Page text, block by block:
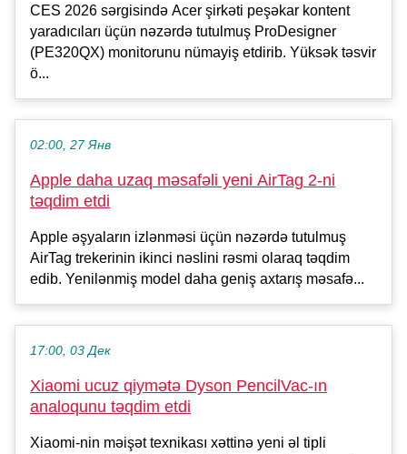
CES 2026 sərgisində Acer şirkəti peşəkar kontent
yaradıcıları üçün nəzərdə tutulmuş ProDesigner
(PE320QX) monitorunu nümayiş etdirib. Yüksək təsvir
ö...
02:00, 27 Янв
Apple daha uzaq məsafəli yeni AirTag 2-ni
təqdim etdi
Apple əşyaların izlənməsi üçün nəzərdə tutulmuş
AirTag trekerinin ikinci nəslini rəsmi olaraq təqdim
edib. Yenilənmiş model daha geniş axtarış məsafə...
17:00, 03 Дек
Xiaomi ucuz qiymətə Dyson PencilVac-ın
analoqunu təqdim etdi
Xiaomi-nin məişət texnikası xəttinə yeni əl tipli